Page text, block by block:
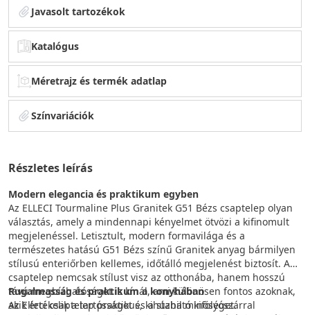
Javasolt tartozékok
Katalógus
Méretrajz és termék adatlap
Színvariációk
Részletes leírás
Modern elegancia és praktikum egyben
Az ELLECI Tourmaline Plus Granitek G51 Bézs csaptelep olyan
választás, amely a mindennapi kényelmet ötvözi a kifinomult
megjelenéssel. Letisztult, modern formavilága és a
természetes hatású G51 Bézs színű Granitek anyag bármilyen
stílusú enteriőrben kellemes, időtálló megjelenést biztosít. A
csaptelep nemcsak stílust visz az otthonába, hanem hosszú
távú megbízhatóságot is kínál, ami különösen fontos azoknak,
akik értékelik a tartósságot és a stabil minőséget.
Rugalmasság és praktikum a konyhában
Az Elleci csaptelep praktikus, kihúzható kifolyószárral